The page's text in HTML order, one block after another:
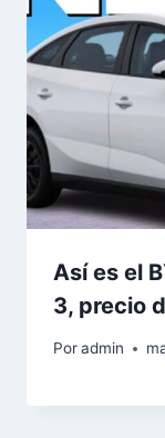
Así es el
3, precio
Poradmin